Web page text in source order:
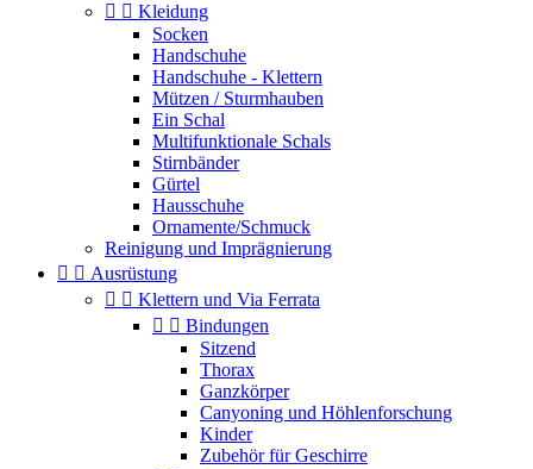
  Kleidung
Socken
Handschuhe
Handschuhe - Klettern
Mützen / Sturmhauben
Ein Schal
Multifunktionale Schals
Stirnbänder
Gürtel
Hausschuhe
Ornamente/Schmuck
Reinigung und Imprägnierung
  Ausrüstung
  Klettern und Via Ferrata
  Bindungen
Sitzend
Thorax
Ganzkörper
Canyoning und Höhlenforschung
Kinder
Zubehör für Geschirre